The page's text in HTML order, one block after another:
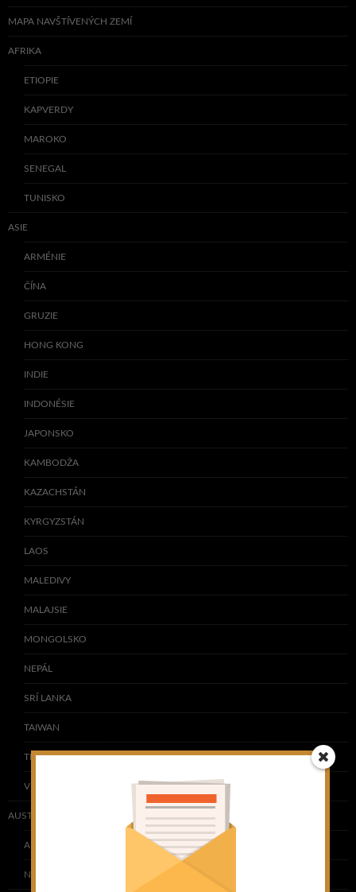
MAPA NAVŠTÍVENÝCH ZEMÍ
AFRIKA
ETIOPIE
KAPVERDY
MAROKO
SENEGAL
TUNISKO
ASIE
ARMÉNIE
ČÍNA
GRUZIE
HONG KONG
INDIE
INDONÉSIE
JAPONSKO
KAMBODŽA
KAZACHSTÁN
KYRGYZSTÁN
LAOS
MALEDIVY
MALAJSIE
MONGOLSKO
NEPÁL
SRÍ LANKA
TAIWAN
THAJSKO
VIETNAM
AUSTRÁLIE A OCEÁNIE
AUSTRÁLIE
NOVÝ ZÉLAND